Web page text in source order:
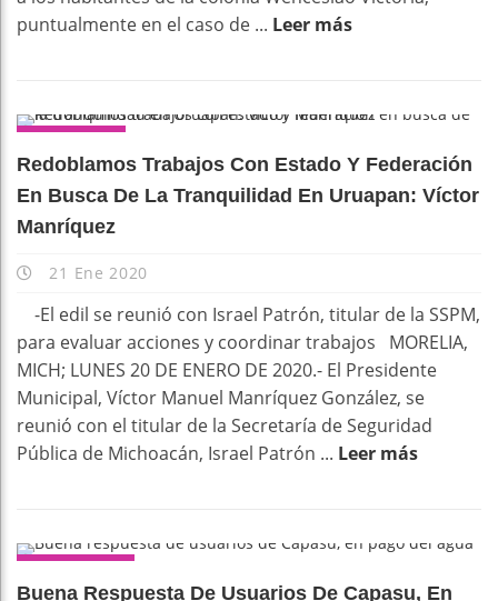
puntualmente en el caso de ... Leer más
Redoblamos Trabajos Con Estado Y Federación
En Busca De La Tranquilidad En Uruapan: Víctor
Manríquez
21 Ene 2020
-El edil se reunió con Israel Patrón, titular de la SSPM,
para evaluar acciones y coordinar trabajos MORELIA,
MICH; LUNES 20 DE ENERO DE 2020.- El Presidente
Municipal, Víctor Manuel Manríquez González, se
reunió con el titular de la Secretaría de Seguridad
Pública de Michoacán, Israel Patrón ... Leer más
Buena Respuesta De Usuarios De Capasu, En